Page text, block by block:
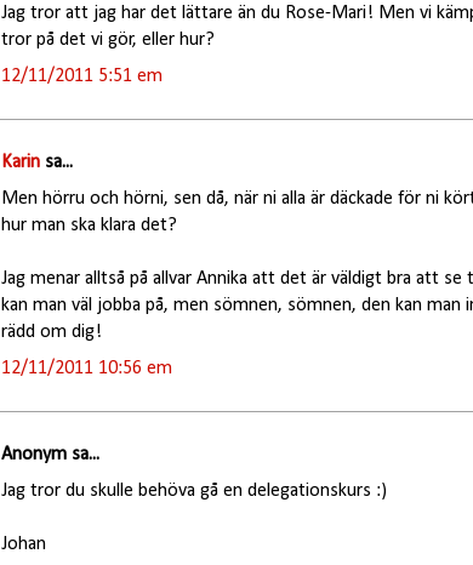
Jag tror att jag har det lättare än du Rose-Mari! Men vi
tror på det vi gör, eller hur?
12/11/2011 5:51 em
Karinsa...
Men hörru och hörni, sen då, när ni alla är däckade för ni
hur man ska klara det?
Jag menar alltså på allvar Annika att det är väldigt bra att
kan man väl jobba på, men sömnen, sömnen, den kan
rädd om dig!
12/11/2011 10:56 em
Anonym sa...
Jag tror du skulle behöva gå en delegationskurs :)
Johan